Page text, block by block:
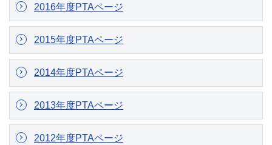
2016年度PTAページ
2015年度PTAページ
2014年度PTAページ
2013年度PTAページ
2012年度PTAページ